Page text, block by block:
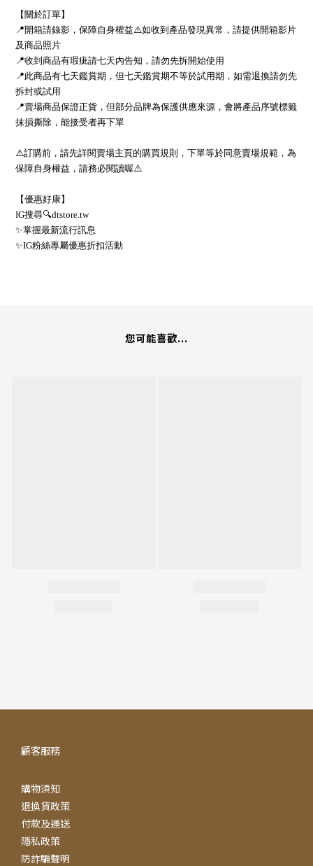
【關於訂單】
📍開箱請錄影，保障自身權益⚠️如收到產品發現異常，請提供開箱影片
及商品照片
📍收到商品有瑕疵請七天內告知，請勿先拆開始使用
📍此商品有七天鑑賞期，但七天鑑賞期不等於試用期，如需退換請勿先
拆封或試用
📍賣場商品保證正貨，但部分品牌為保護供應來源，會將產品序號標籤
抹損撕除，能接受者再下單
⚠️訂購前，請先詳閱賣場主頁的購買規則，下單等於同意賣場規範，為
保障自身權益，請務必閱讀喔⚠️
【優惠好康】
IG搜尋🔍dtstore.tw
✨掌握最新流行訊息
✨IG粉絲專屬優惠折扣活動
您可能喜歡...
顧客服務
購物須知
退換貨政策
付款及運送
隱私政策
防詐騙聲明